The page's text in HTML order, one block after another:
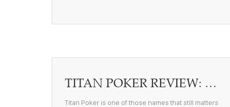
TITAN POKER REVIEW: PLAYER REPUTATION, PROS AND CONS, AND WHAT BEGINNERS SHOULD KNOW
Titan Poker is one of those names that still matters